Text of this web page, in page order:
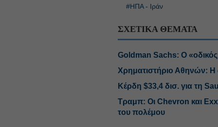
#ΗΠΑ - Ιράν
ΣΧΕΤΙΚΑ ΘΕΜΑΤΑ
Goldman Sachs: Ο «οδικός
Χρηματιστήριο Αθηνών: Η
Κέρδη $33,4 δισ. για τη
Tραμπ: Οι Chevron και
του πολέμου